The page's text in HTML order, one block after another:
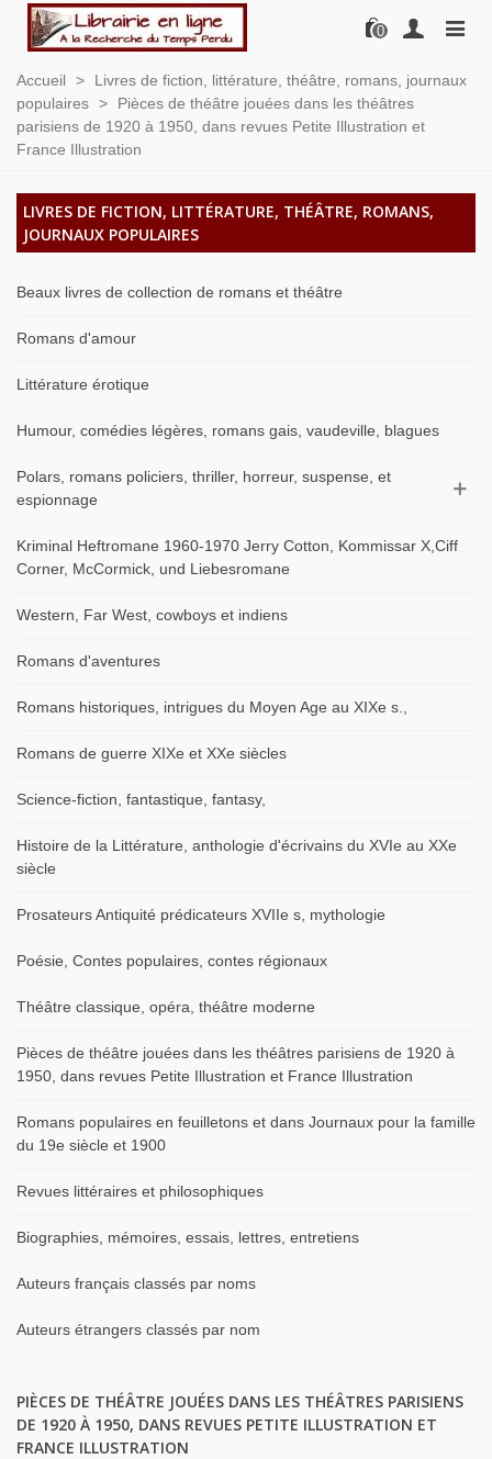
0
Accueil >
Livres de fiction, littérature, théâtre, romans, journaux
populaires >
Pièces de théâtre jouées dans les théâtres
parisiens de 1920 à 1950, dans revues Petite Illustration et
France Illustration
LIVRES DE FICTION, LITTÉRATURE, THÉÂTRE, ROMANS,
JOURNAUX POPULAIRES
Beaux livres de collection de romans et théâtre
Romans d'amour
Littérature érotique
Humour, comédies légères, romans gais, vaudeville, blagues
Polars, romans policiers, thriller, horreur, suspense, et
espionnage
Kriminal Heftromane 1960-1970 Jerry Cotton, Kommissar X,Ciff
Corner, McCormick, und Liebesromane
Western, Far West, cowboys et indiens
Romans d'aventures
Romans historiques, intrigues du Moyen Age au XIXe s.,
Romans de guerre XIXe et XXe siècles
Science-fiction, fantastique, fantasy,
Histoire de la Littérature, anthologie d'écrivains du XVIe au XXe
siècle
Prosateurs Antiquité prédicateurs XVIIe s, mythologie
Poésie, Contes populaires, contes régionaux
Théâtre classique, opéra, théâtre moderne
Pièces de théâtre jouées dans les théâtres parisiens de 1920 à
1950, dans revues Petite Illustration et France Illustration
Romans populaires en feuilletons et dans Journaux pour la famille
du 19e siècle et 1900
Revues littéraires et philosophiques
Biographies, mémoires, essais, lettres, entretiens
Auteurs français classés par noms
Auteurs étrangers classés par nom
PIÈCES DE THÉÂTRE JOUÉES DANS LES THÉÂTRES PARISIENS
DE 1920 À 1950, DANS REVUES PETITE ILLUSTRATION ET
FRANCE ILLUSTRATION